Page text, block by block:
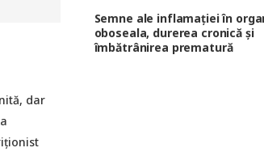
dar
Semne ale inflamației în
oboseala, durerea cronică și
îmbătrânirea prematură